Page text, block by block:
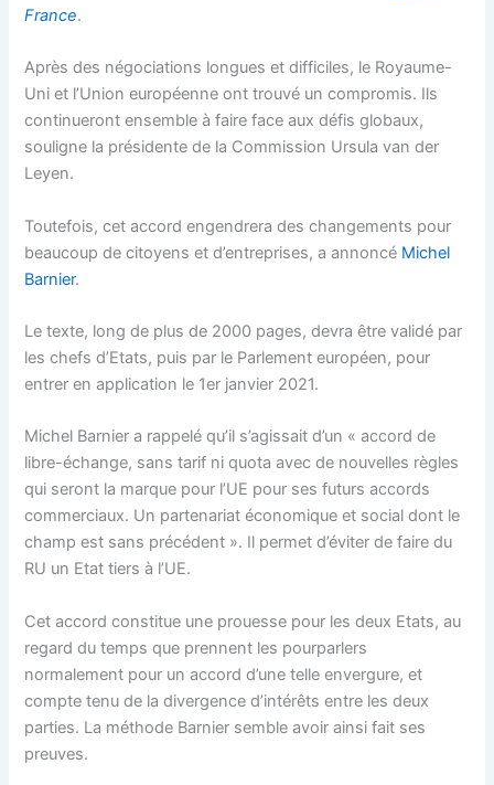
France.
Après des négociations longues et difficiles, le Royaume-
Uni et l’Union européenne ont trouvé un compromis. Ils
continueront ensemble à faire face aux défis globaux,
souligne la présidente de la Commission Ursula van der
Leyen.
Toutefois, cet accord engendrera des changements pour
beaucoup de citoyens et d’entreprises, a annoncé Michel
Barnier.
Le texte, long de plus de 2000 pages, devra être validé par
les chefs d’Etats, puis par le Parlement européen, pour
entrer en application le 1er janvier 2021.
Michel Barnier a rappelé qu’il s’agissait d’un « accord de
libre-échange, sans tarif ni quota avec de nouvelles règles
qui seront la marque pour l’UE pour ses futurs accords
commerciaux. Un partenariat économique et social dont le
champ est sans précédent ». Il permet d’éviter de faire du
RU un Etat tiers à l’UE.
Cet accord constitue une prouesse pour les deux Etats, au
regard du temps que prennent les pourparlers
normalement pour un accord d’une telle envergure, et
compte tenu de la divergence d’intérêts entre les deux
parties. La méthode Barnier semble avoir ainsi fait ses
preuves.